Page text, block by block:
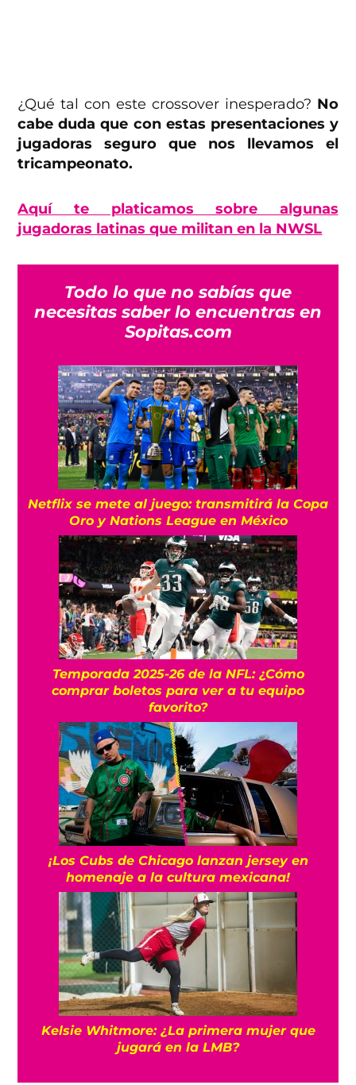
¿Qué tal con este crossover inesperado? No
cabe duda que con estas presentaciones y
jugadoras seguro que nos llevamos el
tricampeonato.
Aquí te platicamos sobre algunas
jugadoras latinas que militan en la NWSL
Todo lo que no sabías que
necesitas saber lo encuentras en
Sopitas.com
Netflix se mete al juego: transmitirá la Copa
Oro y Nations League en México
Temporada 2025-26 de la NFL: ¿Cómo
comprar boletos para ver a tu equipo
favorito?
¡Los Cubs de Chicago lanzan jersey en
homenaje a la cultura mexicana!
Kelsie Whitmore: ¿La primera mujer que
jugará en la LMB?